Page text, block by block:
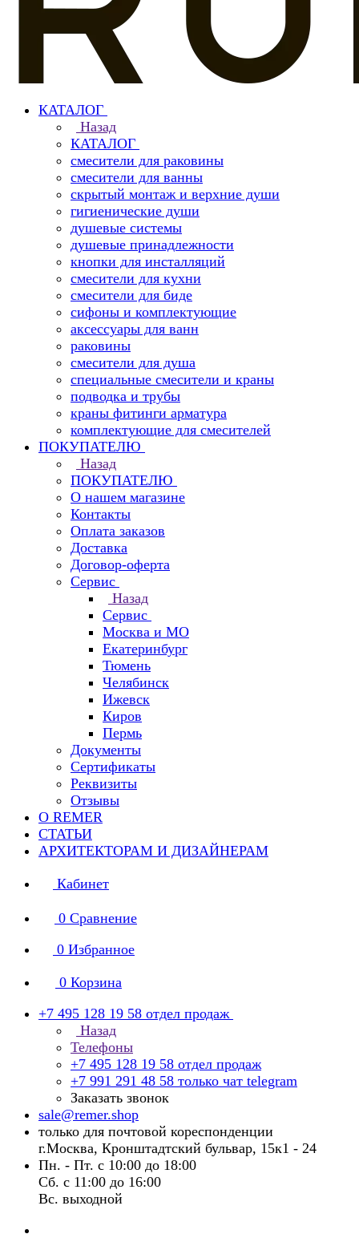
КАТАЛОГ
Назад
КАТАЛОГ
смесители для раковины
смесители для ванны
скрытый монтаж и верхние души
гигиенические души
душевые системы
душевые принадлежности
кнопки для инсталляций
смесители для кухни
смесители для биде
сифоны и комплектующие
аксессуары для ванн
раковины
смесители для душа
специальные смесители и краны
подводка и трубы
краны фитинги арматура
комплектующие для смесителей
ПОКУПАТЕЛЮ
Назад
ПОКУПАТЕЛЮ
О нашем магазине
Контакты
Оплата заказов
Доставка
Договор-оферта
Сервис
Назад
Сервис
Москва и МО
Екатеринбург
Тюмень
Челябинск
Ижевск
Киров
Пермь
Документы
Сертификаты
Реквизиты
Отзывы
О REMER
СТАТЬИ
АРХИТЕКТОРАМ И ДИЗАЙНЕРАМ
Кабинет
0 Сравнение
0 Избранное
0 Корзина
+7 495 128 19 58 отдел продаж
Назад
Телефоны
+7 495 128 19 58 отдел продаж
+7 991 291 48 58 только чат telegram
Заказать звонок
sale@remer.shop
только для почтовой кореспонденции
г.Москва, Кронштадтский бульвар, 15к1 - 24
Пн. - Пт. с 10:00 до 18:00
Сб. с 11:00 до 16:00
Вс. выходной